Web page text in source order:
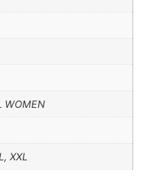
WOMEN
XXL